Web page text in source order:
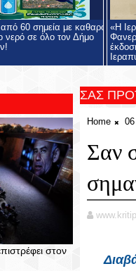
60 σημεία με καθαρό
νερό σε όλο τον Δήμο
«Η
στον
ΣΑΣ
Home
Σαν